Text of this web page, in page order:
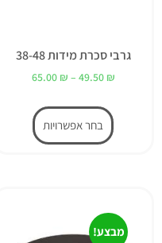
גרבי סכרת מידות 38-48
49.50 ₪
–
65.00 ₪
בחר אפשרויות
מבצע!